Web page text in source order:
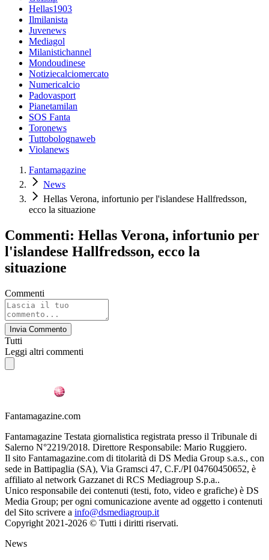
Hellas1903
Ilmilanista
Juvenews
Mediagol
Milanistichannel
Mondoudinese
Notiziecalciomercato
Numericalcio
Padovasport
Pianetamilan
SOS Fanta
Toronews
Tuttobolognaweb
Violanews
Fantamagazine
News
Hellas Verona, infortunio per l'islandese Hallfredsson,
ecco la situazione
Commenti: Hellas Verona, infortunio per
l'islandese Hallfredsson, ecco la
situazione
Commenti
Invia Commento
Tutti
Leggi altri commenti
Fantamagazine.com
Fantamagazine Testata giornalistica registrata presso il Tribunale di
Salerno N°2219/2018. Direttore Responsabile: Mario Ruggiero.
Il sito Fantamagazine.com di titolarità di DS Media Group s.a.s., con
sede in Battipaglia (SA), Via Gramsci 47, C.F./PI 04760450652, è
affiliato al network Gazzanet di RCS Mediagroup S.p.a..
Unico responsabile dei contenuti (testi, foto, video e grafiche) è DS
Media Group; per ogni comunicazione avente ad oggetto i contenuti
del Sito scrivere a info@dsmediagroup.it
Copyright 2021-2026 © Tutti i diritti riservati.
News